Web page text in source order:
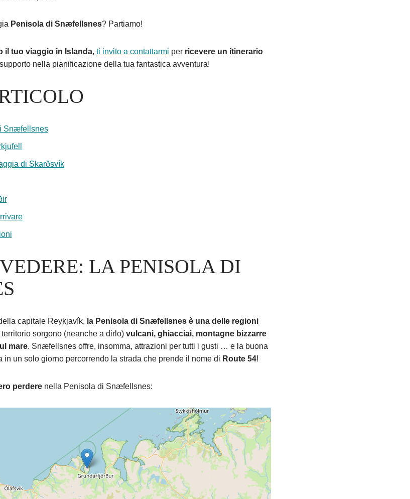
Penisola di Snæfellsnes? Partiamo!
il tuo viaggio in Islanda, ti invito a contattarmi per ricevere un itinerario
nella pianificazione della tua fantastica avventura!
Snæfellsnes
di Skarðsvík
LA PENISOLA DI
capitale Reykjavík, la Penisola di Snæfellsnes è una delle regioni
sorgono (neanche a dirlo) vulcani, ghiacciai, montagne bizzarre
mare. Snæfellsnes offre, insomma, attrazioni per tutti i gusti … e la buona
in un solo giorno percorrendo la strada che prende il nome di Route 54!
perdere nella Penisola di Snæfellsnes: